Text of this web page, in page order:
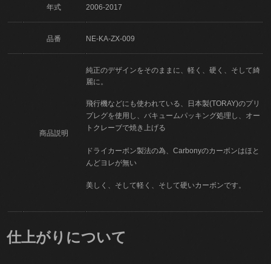
年式 2006-2017
品番 NE-KA-ZX-009
商品説明
純正のデザインをそのままに、軽く、硬く、そして綺
麗に。
飛行機などにも使われている、日本製(TORAY)のプリ
プレグを使用し、バキュームパッキング処理し、オー
トクレーブで焼き上げる
ドライカーボン製法の為、Carbonyのカーボンはほと
んどヨレが無い
美しく、そして軽く、そして硬いカーボンです。
仕上がりについて